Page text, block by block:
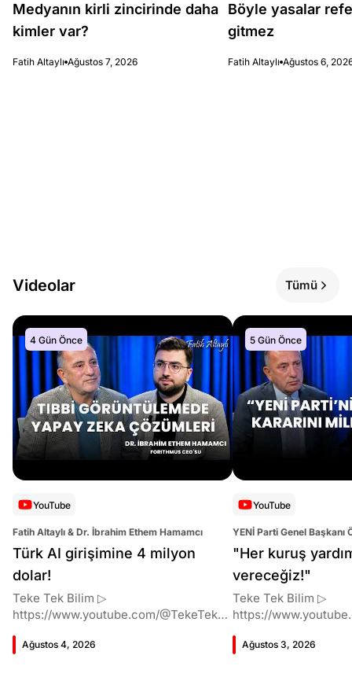
Medyanın kirli zincirinde daha
kimler var?
Fatih Altaylı Ağustos 7, 2026
Böyle yasalar
gitmez
Fatih Altaylı Ağustos 6,
Videolar Tümü
4 Gün Önce
YouTube
Fatih Altaylı & Dr. İbrahim Ethem Hamamcı
Türk AI girişimine 4 milyon
dolar!
Teke Tek Bilim ▷
https://www.youtube.com/@TekeTekBil
Hamamcı kimdir ve akademik
Ağustos 4, 2026
5 Gün Önce
YouTube
YENİ Parti Genel Başkanı
Altaylı
"Her kuruş
vereceğiz!"
Teke Tek Bilim ▷
https://
Butlan kararı kimin
Ağustos 3, 2026